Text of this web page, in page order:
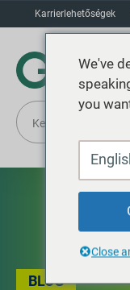
Karrierlehetőségek
BLOG
We've
you
Close